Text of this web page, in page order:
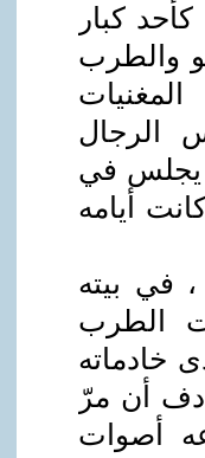
كبار
والطرب
الرجال
يجلس في
أيامه
في بيته
الطرب
خادماته
أن مرّ
أصوات